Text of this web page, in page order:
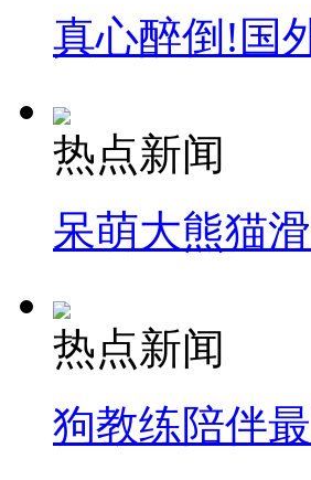
真心醉倒!国
热点新闻
呆萌大熊猫
热点新闻
狗教练陪伴